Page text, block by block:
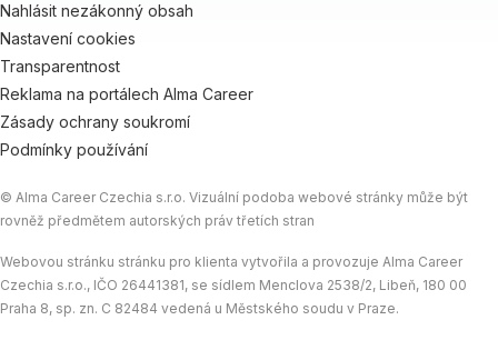
Nahlásit nezákonný obsah
Nastavení cookies
Transparentnost
Reklama na portálech Alma Career
Zásady ochrany soukromí
Podmínky používání
© Alma Career Czechia s.r.o. Vizuální podoba webové stránky může být
rovněž předmětem autorských práv třetích stran
Webovou stránku stránku pro klienta vytvořila a provozuje Alma Career
Czechia s.r.o., IČO 26441381, se sídlem Menclova 2538/2, Libeň, 180 00
Praha 8, sp. zn. C 82484 vedená u Městského soudu v Praze.